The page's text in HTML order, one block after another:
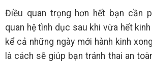
Điều quan trọng hơn hết bạn cần
quan hệ tình dục sau khi vừa hết kinh
kể cả những ngày mới hành kinh
là cách sẽ giúp bạn tránh thai an